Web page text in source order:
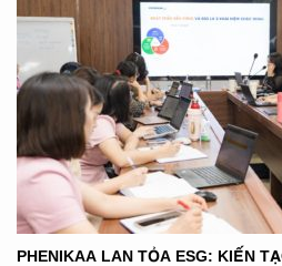
PHENIKAA LAN TỎA ESG: KIẾN